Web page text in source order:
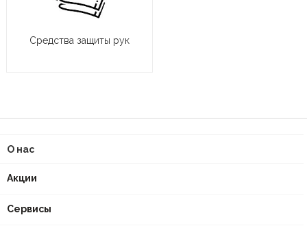
Средства защиты рук
О нас
Акции
Сервисы